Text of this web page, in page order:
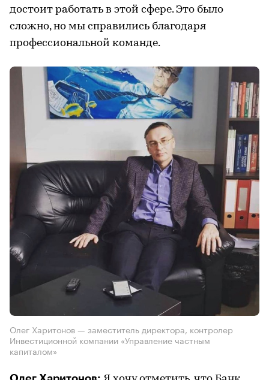
достоит работать в этой сфере. Это было
сложно, но мы справились благодаря
профессиональной команде.
Олег Харитонов — заместитель директора, контролер
Инвестиционной компании «Управление частным
капиталом»